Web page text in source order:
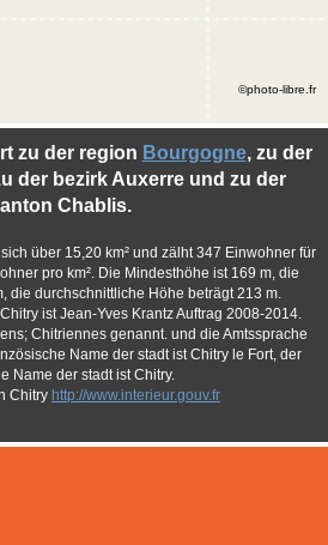
zu der region Bourgogne, zu der
der bezirk Auxerre und zu der
Chablis.
über 15,20 km² und zälht 347 Einwohner für
pro km². Die Mindesthöhe ist 169 m, die
die durchschnittliche Höhe beträgt 213 m.
ist Jean-Yves Krantz Auftrag 2008-2014.
Chitriennes genannt. und die Amtssprache
Name der stadt ist Chitry le Fort, der
Name der stadt ist Chitry.
Chitry http://www.interieur.gouv.fr
©photo-libre.fr